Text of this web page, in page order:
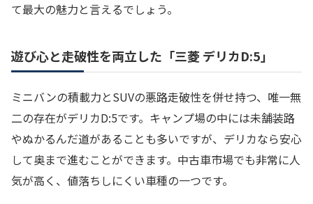
て最大の魅力と言えるでしょう。
遊び心と走破性を両立した「三菱 デリカD:5」
ミニバンの積載力とSUVの悪路走破性を併せ持つ、唯一無
二の存在がデリカD:5です。キャンプ場の中には未舗装路
やぬかるんだ道があることも多いですが、デリカなら安心
して奥まで進むことができます。中古車市場でも非常に人
気が高く、値落ちしにくい車種の一つです。